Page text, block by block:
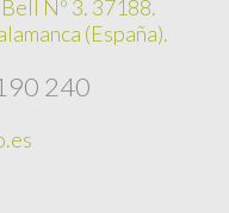
Nº 3. 37188.
(España).
240